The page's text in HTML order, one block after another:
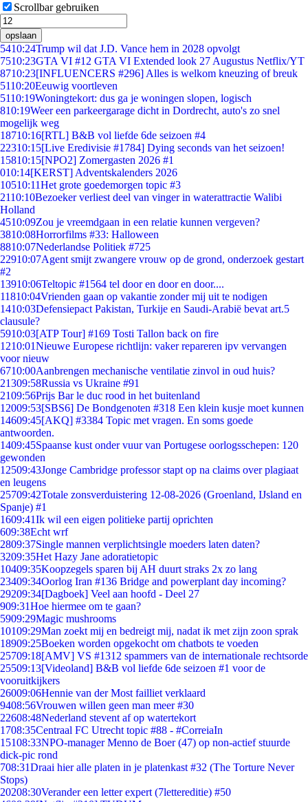
Scrollbar gebruiken
opslaan
5410:24Trump wil dat J.D. Vance hem in 2028 opvolgt
7510:23GTA VI #12 GTA VI Extended look 27 Augustus Netflix/YT
8710:23[INFLUENCERS #296] Alles is welkom kneuzing of breuk
5110:20Eeuwig voortleven
5110:19Woningtekort: dus ga je woningen slopen, logisch
810:19Weer een parkeergarage dicht in Dordrecht, auto's zo snel
mogelijk weg
18710:16[RTL] B&B vol liefde 6de seizoen #4
22310:15[Live Eredivisie #1784] Dying seconds van het seizoen!
15810:15[NPO2] Zomergasten 2026 #1
010:14[KERST] Adventskalenders 2026
10510:11Het grote goedemorgen topic #3
2110:10Bezoeker verliest deel van vinger in waterattractie Walibi
Holland
4510:09Zou je vreemdgaan in een relatie kunnen vergeven?
3810:08Horrorfilms #33: Halloween
8810:07Nederlandse Politiek #725
22910:07Agent smijt zwangere vrouw op de grond, onderzoek gestart
#2
13910:06Teltopic #1564 tel door en door en door....
11810:04Vrienden gaan op vakantie zonder mij uit te nodigen
1410:03Defensiepact Pakistan, Turkije en Saudi-Arabië bevat art.5
clausule?
5910:03[ATP Tour] #169 Tosti Tallon back on fire
1210:01Nieuwe Europese richtlijn: vaker repareren ipv vervangen
voor nieuw
6710:00Aanbrengen mechanische ventilatie zinvol in oud huis?
21309:58Russia vs Ukraine #91
2109:56Prijs Bar le duc rood in het buitenland
12009:53[SBS6] De Bondgenoten #318 Een klein kusje moet kunnen
14609:45[AKQ] #3384 Topic met vragen. En soms goede
antwoorden.
1409:45Spaanse kust onder vuur van Portugese oorlogsschepen: 120
gewonden
12509:43Jonge Cambridge professor stapt op na claims over plagiaat
en leugens
25709:42Totale zonsverduistering 12-08-2026 (Groenland, IJsland en
Spanje) #1
1609:41Ik wil een eigen politieke partij oprichten
609:38Echt wrf
2809:37Single mannen verplichtsingle moeders laten daten?
3209:35Het Hazy Jane adoratietopic
10409:35Koopzegels sparen bij AH duurt straks 2x zo lang
23409:34Oorlog Iran #136 Bridge and powerplant day incoming?
29209:34[Dagboek] Veel aan hoofd - Deel 27
909:31Hoe hiermee om te gaan?
5909:29Magic mushrooms
10109:29Man zoekt mij en bedreigt mij, nadat ik met zijn zoon sprak
18909:25Boeken worden opgekocht om chatbots te voeden
25709:18[AMV] VS #1312 spammers van de internationale rechtsorde
25509:13[Videoland] B&B vol liefde 6de seizoen #1 voor de
vooruitkijkers
26009:06Hennie van der Most failliet verklaard
9408:56Vrouwen willen geen man meer #30
22608:48Nederland stevent af op watertekort
1708:35Centraal FC Utrecht topic #88 - #CorreiaIn
15108:33NPO-manager Menno de Boer (47) op non-actief stuurde
dick-pic rond
708:31Draai hier alle platen in je platenkast #32 (The Torture Never
Stops)
20208:30Verander een letter expert (7lettereditie) #50